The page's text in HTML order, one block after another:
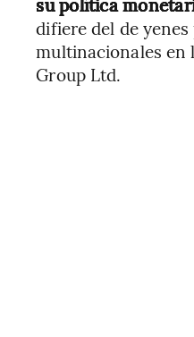
difiere del de
multinacionales en
Group Ltd.